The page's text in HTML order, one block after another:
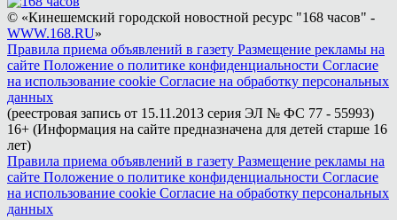
© «Кинешемский городской новостной ресурс "168 часов" -
WWW.168.RU»
Правила приема объявлений в газету Размещение рекламы на
сайте Положение о политике конфиденциальности Согласие
на использование cookie Согласие на обработку персональных
данных
(реестровая запись от 15.11.2013 серия ЭЛ № ФС 77 - 55993)
16+ (Информация на сайте предназначена для детей старше 16
лет)
Правила приема объявлений в газету Размещение рекламы на
сайте Положение о политике конфиденциальности Согласие
на использование cookie Согласие на обработку персональных
данных